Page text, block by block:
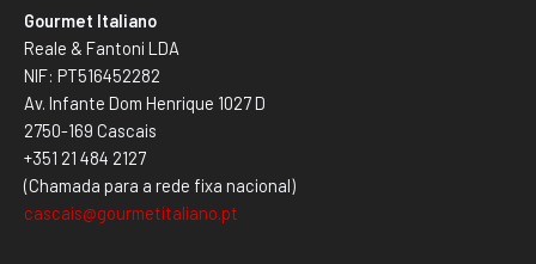
Gourmet Italiano
Reale & Fantoni LDA
NIF: PT516452282
Av. Infante Dom Henrique 1027 D
2750-169 Cascais
+351 21 484 2127
(Chamada para a rede fixa nacional)
cascais@gourmetitaliano.pt